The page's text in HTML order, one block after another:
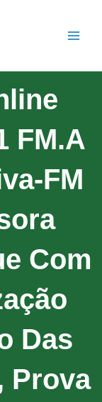
FM.A
FM
Com
Das
Prova